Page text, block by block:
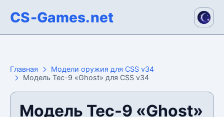
CS-Games.net
Главная
Модели оружия для CSS v34
Модель Tec-9 «Ghost» для CSS v34
Модель Tec-9 «Ghost»